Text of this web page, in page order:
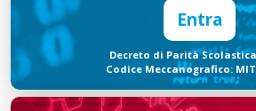
Entra
Decreto di Parità Scolastica
Codice Meccanografico: